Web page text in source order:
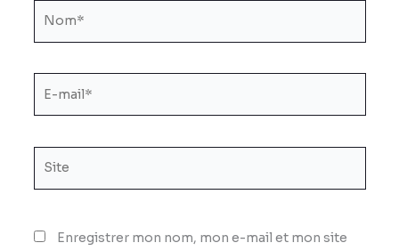
Enregistrer mon nom, mon e-mail et mon site